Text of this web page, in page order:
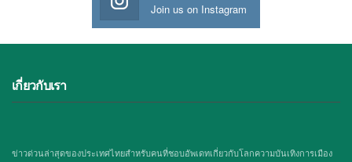
Join us on Instagram
เกี่ยวกับเรา
ข่าวด่วนล่าสุดของประเทศไทยสำหรับคนที่ชอบอัพเดทเกี่ยวกับโลกความบันเทิงการเมือง